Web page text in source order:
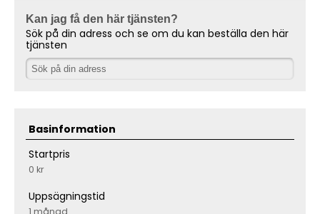
Kan jag få den här tjänsten?
Sök på din adress och se om du kan beställa den här
tjänsten
Basinformation
Startpris
0 kr
Uppsägningstid
1 månad